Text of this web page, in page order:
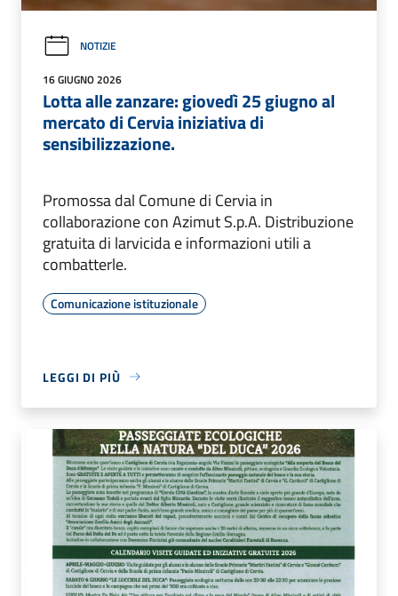
NOTIZIE
16 GIUGNO 2026
Lotta alle zanzare: giovedì 25 giugno al
mercato di Cervia iniziativa di
sensibilizzazione.
Promossa dal Comune di Cervia in
collaborazione con Azimut S.p.A. Distribuzione
gratuita di larvicida e informazioni utili a
combatterle.
Comunicazione istituzionale
LEGGI DI PIÙ